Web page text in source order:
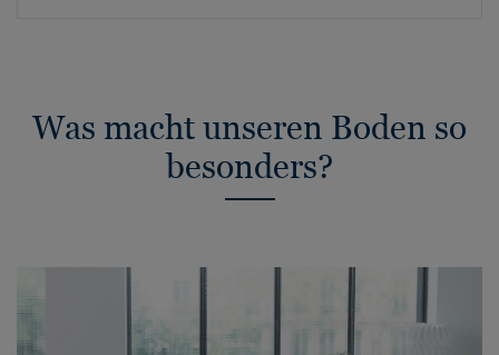
Was macht unseren Boden so
besonders?